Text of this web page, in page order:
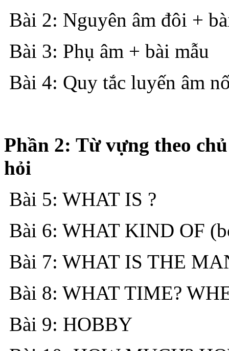
Bài 2: Nguyên âm đôi +
Bài 3: Phụ âm + bài mẫu
Bài 4: Quy tắc luyến âm
Phần 2: Từ vựng theo
hỏi
Bài 5: WHAT IS ?
Bài 6: WHAT KIND OF
Bài 7: WHAT IS THE
Bài 8: WHAT TIME?
Bài 9: HOBBY